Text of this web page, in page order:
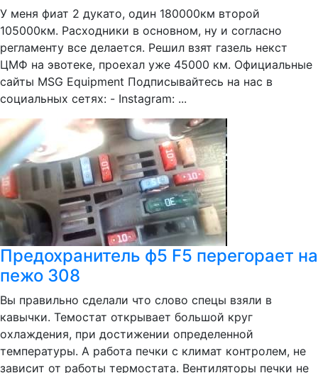
У меня фиат 2 дукато, один 180000км второй
105000км. Расходники в основном, ну и согласно
регламенту все делается. Решил взят газель некст
ЦМФ на эвотеке, проехал уже 45000 км. Официальные
сайты MSG Equipment Подписывайтесь на нас в
социальных сетях: - Instagram: ...
Предохранитель ф5 F5 перегорает на
пежо 308
Вы правильно сделали что слово спецы взяли в
кавычки. Темостат открывает большой круг
охлаждения, при достижении определенной
температуры. А работа печки с климат контролем, не
зависит от работы термостата. Вентиляторы печки не